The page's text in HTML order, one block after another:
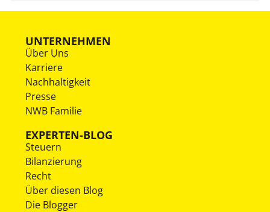
UNTERNEHMEN
Über Uns
Karriere
Nachhaltigkeit
Presse
NWB Familie
EXPERTEN-BLOG
Steuern
Bilanzierung
Recht
Über diesen Blog
Die Blogger